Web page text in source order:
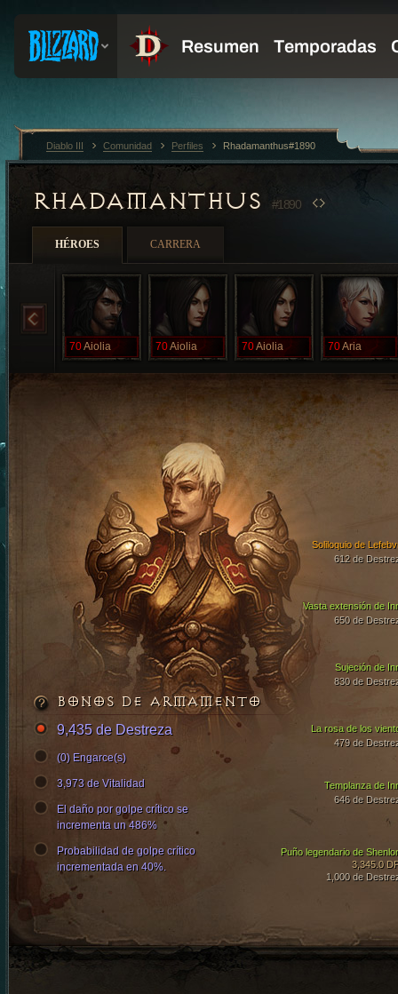
RHADAMANTHUS #1890
HÉROES CARRERA
70Aiolia 70Aiolia 70Aiolia 70Aria
Vasta extensión de
650 de
Sujeción de
830 de
Soliloquio de
612 de
Templanza de
646 de
Puño legendario de
3,345.0
1,000 de
La rosa de los
479 de
BONOS DE ARMAMENTO
9,435 de Destreza
(0) Engarce(s)
3,973 de Vitalidad
El daño por golpe crítico se
incrementa un 486%
Probabilidad de golpe crítico
incrementada en 40%.
Diablo III Comunidad Perfiles Rhadamanthus#1890